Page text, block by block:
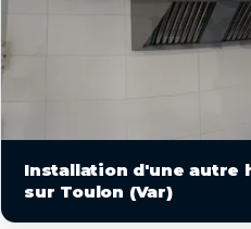
Installation d'une autre
sur Toulon (Var)